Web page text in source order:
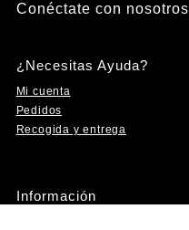
Conéctate con nosotros
¿Necesitas Ayuda?
Mi cuenta
Pedidos
Recogida y entrega
Información